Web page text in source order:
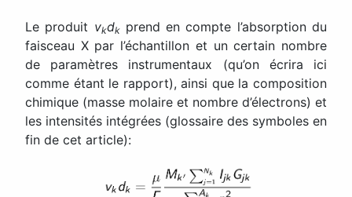
Le produit vkdkprend en compte l’absorption du
faisceau X par l’échantillon et un certain nombre
de paramètres instrumentaux (qu’on écrira ici
comme étant le rapport), ainsi que la composition
chimique (masse molaire et nombre d’électrons) et
les intensités intégrées (glossaire des symboles en
fin de cet article):